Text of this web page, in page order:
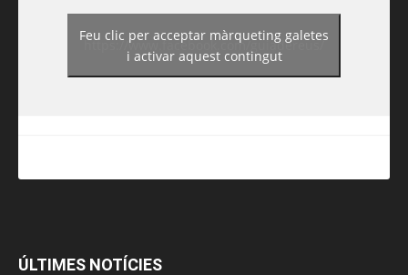
https://www.facebook.com/guiadereus/
Feu clic per acceptar màrqueting galetes
i activar aquest contingut
ÚLTIMES NOTÍCIES